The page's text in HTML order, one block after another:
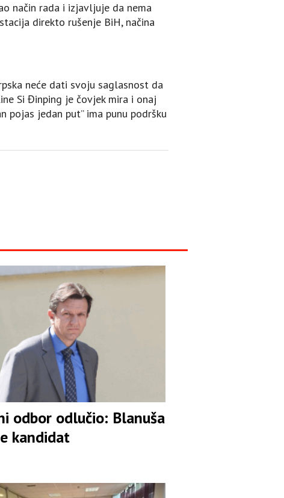
način rada i izjavljuje da nema
direkto rušenje BiH, načina
neće dati svoju saglasnost da
Si Đinping je čovjek mira i onaj
pojas jedan put” ima punu podršku
odbor odlučio: Blanuša
kandidat